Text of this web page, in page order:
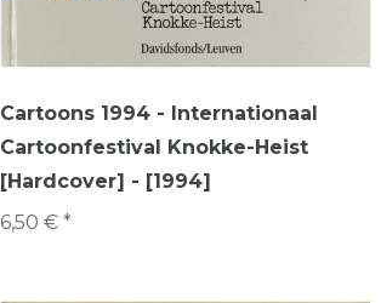
Cartoons 1994 - Internationaal
Cartoonfestival Knokke-Heist
[Hardcover] - [1994]
6,50 € *